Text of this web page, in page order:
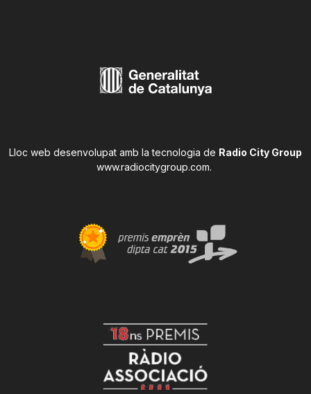
Lloc web desenvolupat amb la tecnologia de Radio City Group
www.radiocitygroup.com.